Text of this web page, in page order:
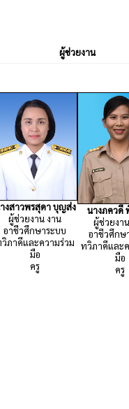
ผู้ช่วยงาน
งสาวพรสุดา บุญส่ง
ผู้ช่วยงาน งาน
อาชีวศึกษาระบบ
ภาคีและความร่วม
มือ
ครู
นางภควดี
ผู้ช่วยงา
อาชีวศึกษ
ทวิภาคีและ
มือ
ครู